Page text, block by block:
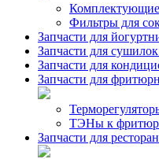
Фильтры для
Запчасти для
Запчасти для
Запчасти для
Запчасти для
ТЭНы к
Запчасти для